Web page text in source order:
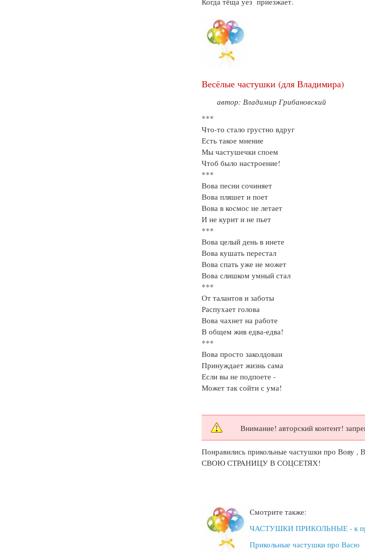
Весёлые частушки (для Владимира)
автор: Владимир Грибановский
***
Что-то стало грустно вдруг
Есть такое мнение
Мы частушечки споем
Чтоб было настроение!
***
Вова песни сочиняет
Вова пляшет и поет
Вова в космос не летает
И не курит и не пьет
***
Вова целый день в инете
Вова кушать перестал
Вова спать уже не может
Вова слишком умный стал
***
От талантов и заботы
Распухает голова
Вова чахнет на работе
В общем жив едва-едва!
***
Вова просто заколдован
Принуждает жизнь сама
Если вы не подпоете -
Может так сойти с ума!
Внимание! авторский контент!
Понравились прикольные частушки про
СВОЮ СТРАНИЦУ В СОЦСЕТЯХ!
Смотрите также:
ЧАСТУШКИ ПРИКОЛЬНЫЕ - к
Прикольные частушки про Васю